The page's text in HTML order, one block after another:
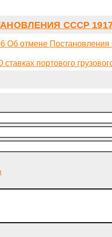
СССР
отмене
портового